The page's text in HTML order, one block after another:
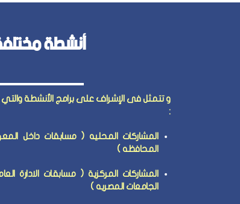
أنشطة
و تتمثل فى الإشراف على برامج الأنشطة
:
المشاركات المحليه ( مسابقات داخل
المحافظه )
المشاركات المركزية ( مسابقات الادارة
الجامعات المصريه )